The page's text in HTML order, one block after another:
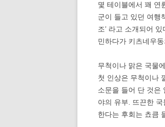
몇 테이블에서 꽤 연
군이 들고 있던 여행
조’ 라고 소개되어
민하다가 키츠네우
무척이나 맑은 국물
첫 인상은 무척이나
소문을 들어 단 것은
야의 유부. 뜨끈한
한다는 후회는 쵸큼